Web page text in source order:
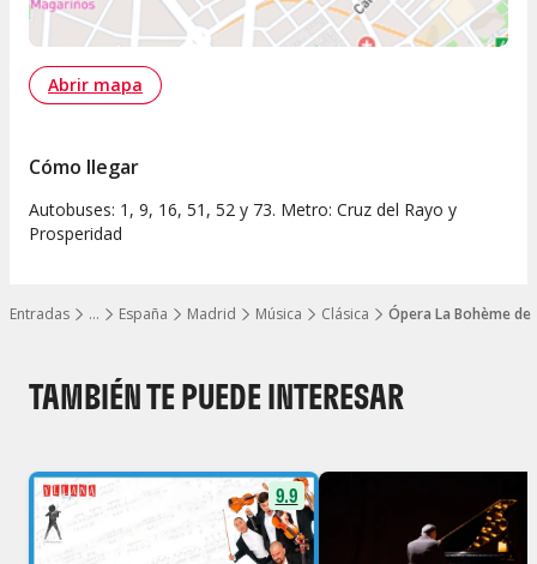
…
Mostrar todos los niveles
Entradas España Madrid Música Clásica Ópera La Bohème de
Abrir mapa
Cómo llegar
Autobuses: 1, 9, 16, 51, 52 y 73. Metro: Cruz del Rayo y
Prosperidad
TAMBIÉN TE PUEDE INTERESAR
9.9